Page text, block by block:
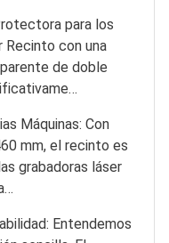
para los
Recinto con una
de doble
Máquinas: Con
mm, el recinto es
grabadoras láser
Entendemos